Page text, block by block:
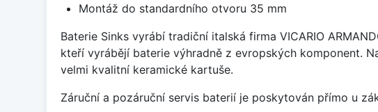
Montáž do standardního otvoru 35 mm
Baterie Sinks vyrábí tradiční italská firma VICARIO
kteří vyrábějí baterie výhradně z evropských komponent.
velmi kvalitní keramické kartuše.
Záruční a pozáruční servis baterií je poskytován přímo u